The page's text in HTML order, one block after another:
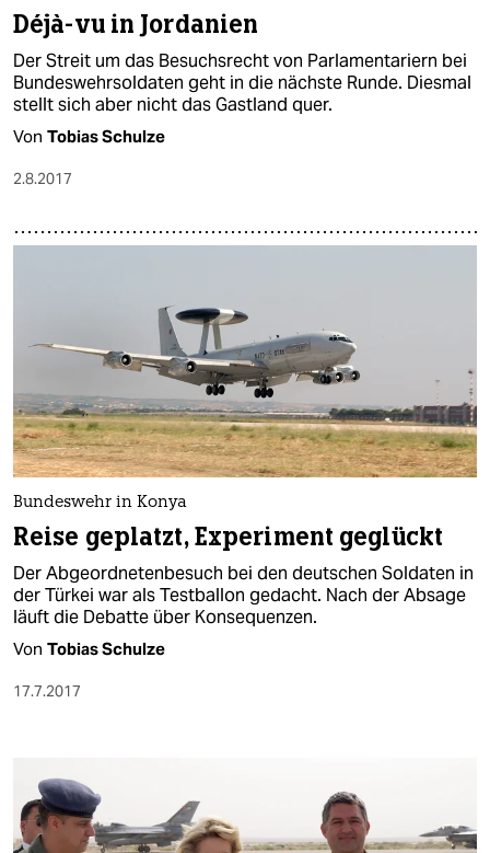
Déjà-vu in Jordanien
Der Streit um das Besuchsrecht von Parlamentariern bei
Bundeswehrsoldaten geht in die nächste Runde. Diesmal
stellt sich aber nicht das Gastland quer.
Von Tobias Schulze
2.8.2017
Bundeswehr in Konya
Reise geplatzt, Experiment geglückt
Der Abgeordnetenbesuch bei den deutschen Soldaten in
der Türkei war als Testballon gedacht. Nach der Absage
läuft die Debatte über Konsequenzen.
Von Tobias Schulze
17.7.2017